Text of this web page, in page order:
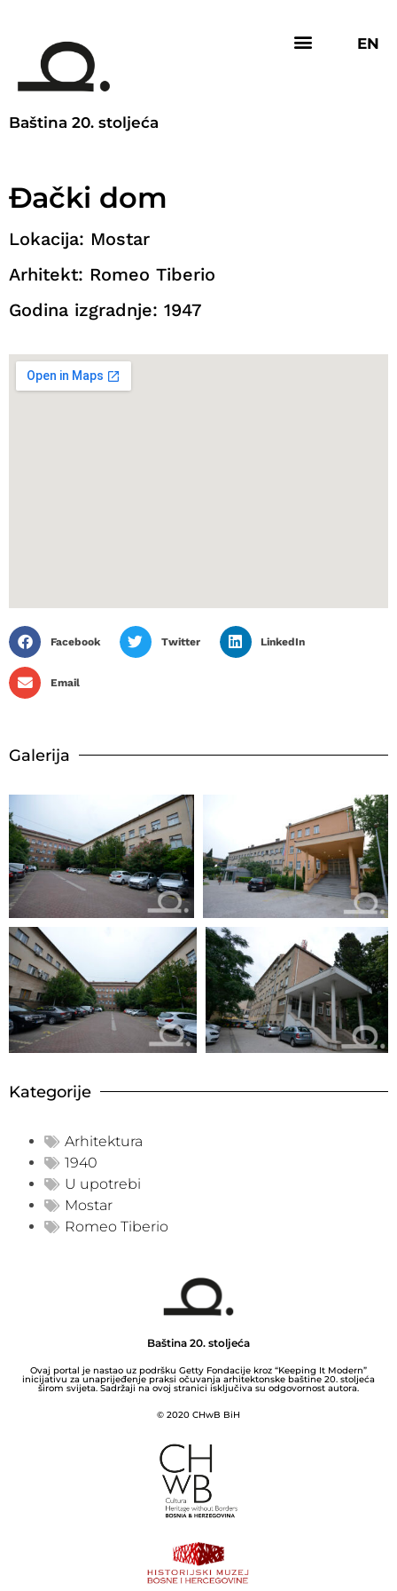
Baština 20. stoljeća
EN
Đački dom
Lokacija: Mostar
Arhitekt: Romeo Tiberio
Godina izgradnje: 1947
Facebook Twitter LinkedIn
Email
Galerija
Kategorije
Arhitektura
1940
U upotrebi
Mostar
Romeo Tiberio
Baština 20. stoljeća
Ovaj portal je nastao uz podršku Getty Fondacije kroz “Keeping It Modern”
inicijativu za unaprijeđenje praksi očuvanja arhitektonske baštine 20. stoljeća
širom svijeta. Sadržaji na ovoj stranici isključiva su odgovornost autora.
© 2020 CHwB BiH